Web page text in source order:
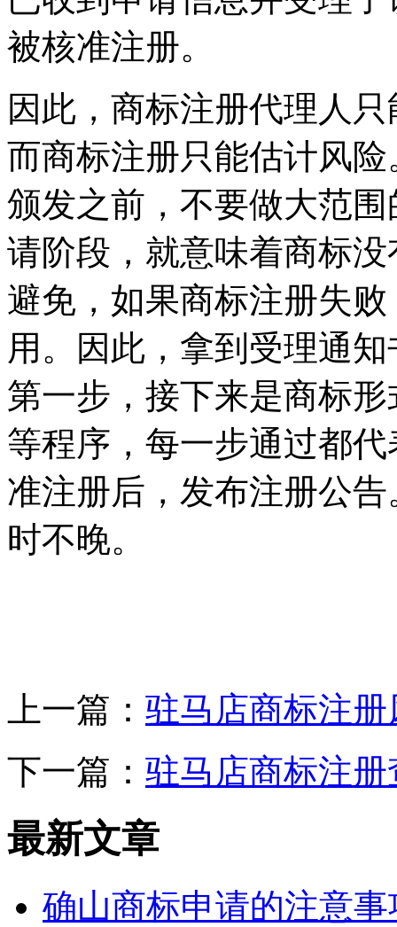
被核准注册。
因此，商标注册代理人
而商标注册只能估计风
颁发之前，不要做大范
请阶段，就意味着商标
避免，如果商标注册失
用。因此，拿到受理通
第一步，接下来是商标
等程序，每一步通过都
准注册后，发布注册公
时不晚。
上一篇： 驻马店商标注
下一篇： 驻马店商标注
最新文章
确山商标申请的注意事